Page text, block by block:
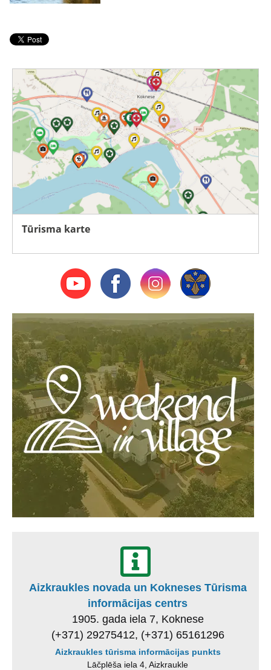
Tūrisma karte
Aizkraukles novada un Kokneses Tūrisma
informācijas centrs
1905. gada iela 7, Koknese
(+371) 29275412, (+371) 65161296
Aizkraukles tūrisma informācijas punkts
Lāčplēša iela 4, Aizkraukle